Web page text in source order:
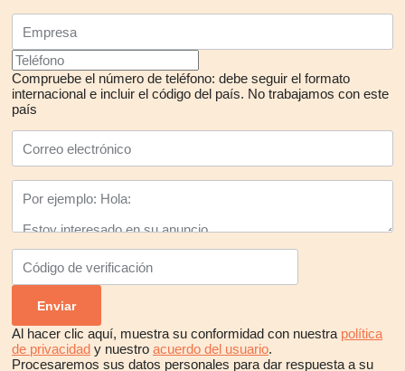
Compruebe el número de teléfono: debe seguir el formato
internacional e incluir el código del país. No trabajamos con este
país
Al hacer clic aquí, muestra su conformidad con nuestra política
de privacidad y nuestro acuerdo del usuario.
Procesaremos sus datos personales para dar respuesta a su